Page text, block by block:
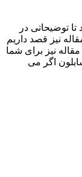
توضیحاتی در
نیز قصد داریم
نیز برای شما
اگر می